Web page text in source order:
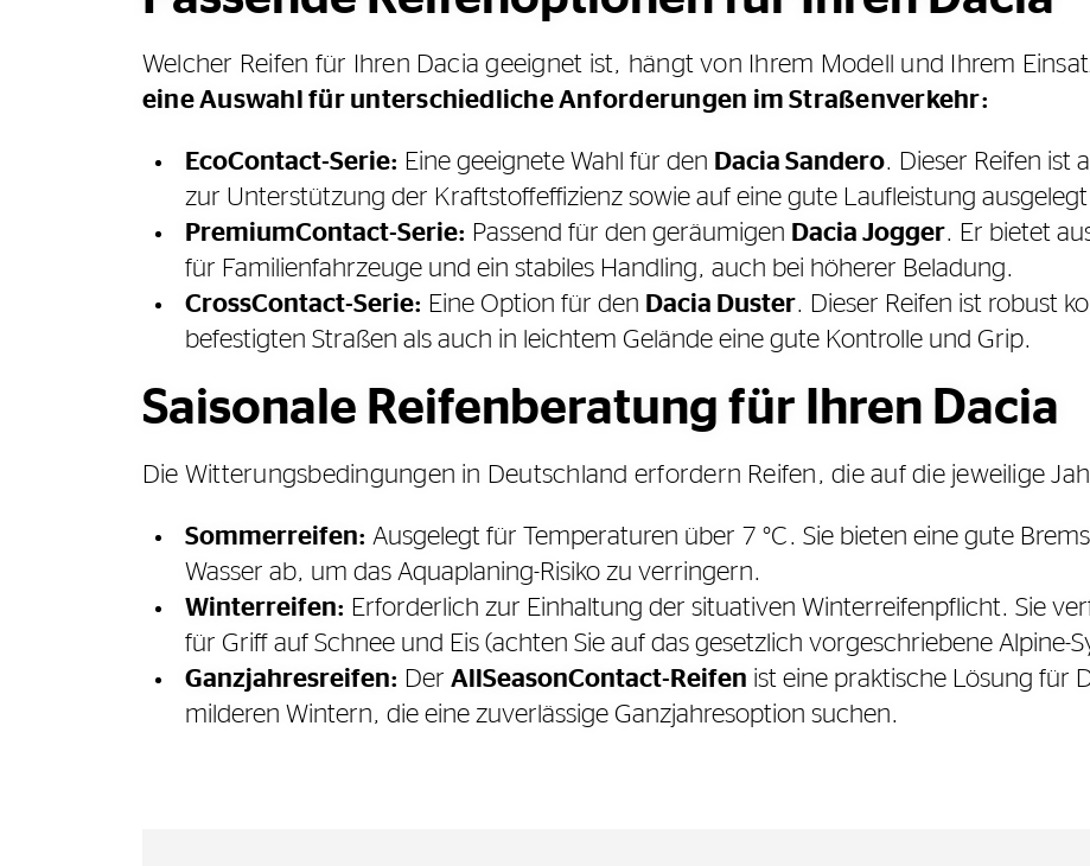
Welcher Reifen für Ihren Dacia geeignet ist, hängt von Ihrem Modell und Ihrem
eine Auswahl für unterschiedliche Anforderungen im Straßenverkehr:
EcoContact-Serie: Eine geeignete Wahl für den Dacia Sandero. Dieser Reifen ist
zur Unterstützung der Kraftstoffeffizienz sowie auf eine gute Laufleistung
PremiumContact-Serie: Passend für den geräumigen Dacia Jogger. Er bietet
für Familienfahrzeuge und ein stabiles Handling, auch bei höherer Beladung.
CrossContact-Serie: Eine Option für den Dacia Duster. Dieser Reifen ist robust
befestigten Straßen als auch in leichtem Gelände eine gute Kontrolle und Grip.
Saisonale Reifenberatung für Ihren Dacia
Die Witterungsbedingungen in Deutschland erfordern Reifen, die auf die jeweilige
Sommerreifen: Ausgelegt für Temperaturen über 7 °C. Sie bieten eine gute
Wasser ab, um das Aquaplaning-Risiko zu verringern.
Winterreifen: Erforderlich zur Einhaltung der situativen Winterreifenpflicht. Sie
für Griff auf Schnee und Eis (achten Sie auf das gesetzlich vorgeschriebene Alpine-
Ganzjahresreifen: Der AllSeasonContact-Reifen ist eine praktische Lösung für
milderen Wintern, die eine zuverlässige Ganzjahresoption suchen.